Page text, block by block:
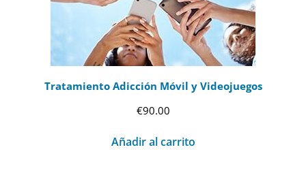
Tratamiento Adicción Móvil y Videojuegos
€90.00
Añadir al carrito